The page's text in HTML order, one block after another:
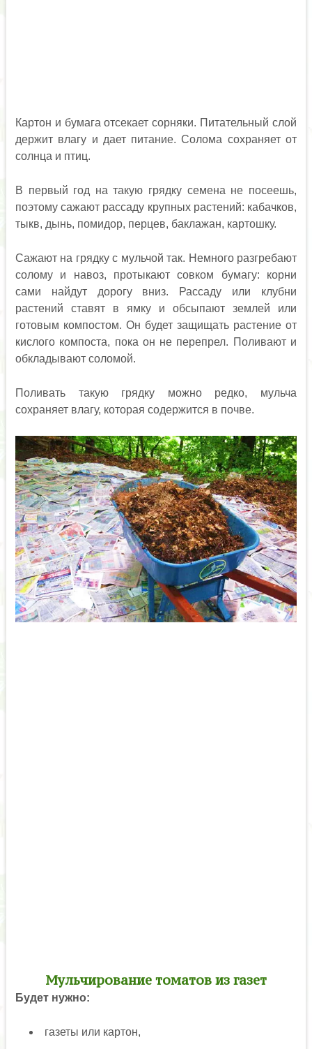
Картон и бумага отсекает сорняки. Питательный слой
держит влагу и дает питание. Солома сохраняет от
солнца и птиц.
В первый год на такую грядку семена не посеешь,
поэтому сажают рассаду крупных растений: кабачков,
тыкв, дынь, помидор, перцев, баклажан, картошку.
Сажают на грядку с мульчой так. Немного разгребают
солому и навоз, протыкают совком бумагу: корни
сами найдут дорогу вниз. Рассаду или клубни
растений ставят в ямку и обсыпают землей или
готовым компостом. Он будет защищать растение от
кислого компоста, пока он не перепрел. Поливают и
обкладывают соломой.
Поливать такую грядку можно редко, мульча
сохраняет влагу, которая содержится в почве.
Мульчирование томатов из газет
Будет нужно:
газеты или картон,